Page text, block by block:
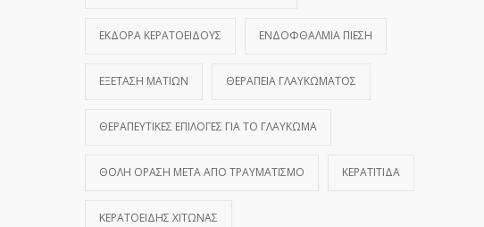
ΕΚΔΟΡΆ ΚΕΡΑΤΟΕΙΔΟΎΣ ΕΝΔΟΦΘΆΛΜΙΑ ΠΊΕΣΗ
ΕΞΈΤΑΣΗ ΜΑΤΙΏΝ ΘΕΡΑΠΕΊΑ ΓΛΑΥΚΏΜΑΤΟΣ
ΘΕΡΑΠΕΥΤΙΚΈΣ ΕΠΙΛΟΓΈΣ ΓΙΑ ΤΟ ΓΛΑΎΚΩΜΑ
ΘΟΛΉ ΌΡΑΣΗ ΜΕΤΆ ΑΠΌ ΤΡΑΥΜΑΤΙΣΜΌ ΚΕΡΑΤΊΤΙΔΑ
ΚΕΡΑΤΟΕΙΔΉΣ ΧΙΤΏΝΑΣ